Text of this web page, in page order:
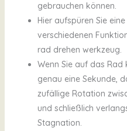
gebrauchen können.
Hier aufspüren Sie
verschiedenen
rad drehen werkzeug.
Wenn Sie auf das Rad
genau eine Sekunde,
zufällige Rotation
und schließlich
Stagnation.